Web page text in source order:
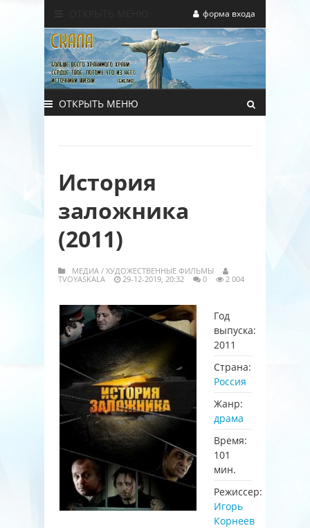
форма входа
ОТКРЫТЬ МЕНЮ
История
заложника
(2011)
МЕДИА / ХУДОЖЕСТВЕННЫЕ ФИЛЬМЫ
TVOYASKALA
29-12-2019, 20:32 0 2 004
Год
выпуска:
2011
Страна:
Россия
Жанр:
драма
Время:
101
мин.
Режиссер:
Игорь
Корнеев